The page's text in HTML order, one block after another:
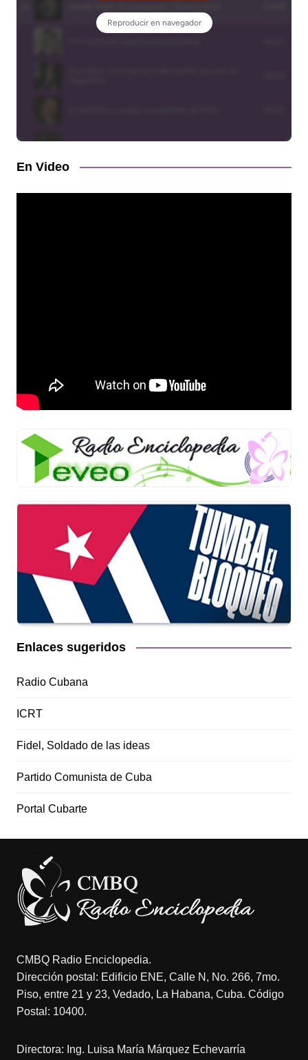
En Video
Enlaces sugeridos
Radio Cubana
ICRT
Fidel, Soldado de las ideas
Partido Comunista de Cuba
Portal Cubarte
CMBQ Radio Enciclopedia.
Dirección postal: Edificio ENE, Calle N, No. 266, 7mo.
Piso, entre 21 y 23, Vedado, La Habana, Cuba. Código
Postal: 10400.
Directora: Ing. Luisa María Márquez Echevarría